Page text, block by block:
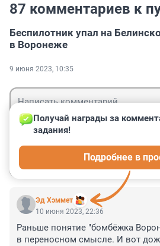
87 комментариев к
Беспилотник упал на
в Воронеже
9 июня 2023, 10:35
Эд Хэммет
Получай награды за
задания!
Подробнее в
10 июня 2023, 22:36
Раньше понятие "бомбёжка
в переносном смысле. И вот